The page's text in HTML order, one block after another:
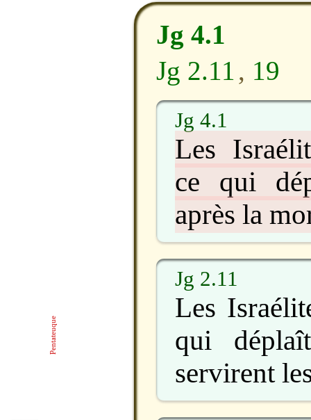
Jg 4.1
Jg 2.11 , 19
Jg 4.1
Les
ce qui
après la
Jg 2.11
Les
qui
servirent
Pentateuque